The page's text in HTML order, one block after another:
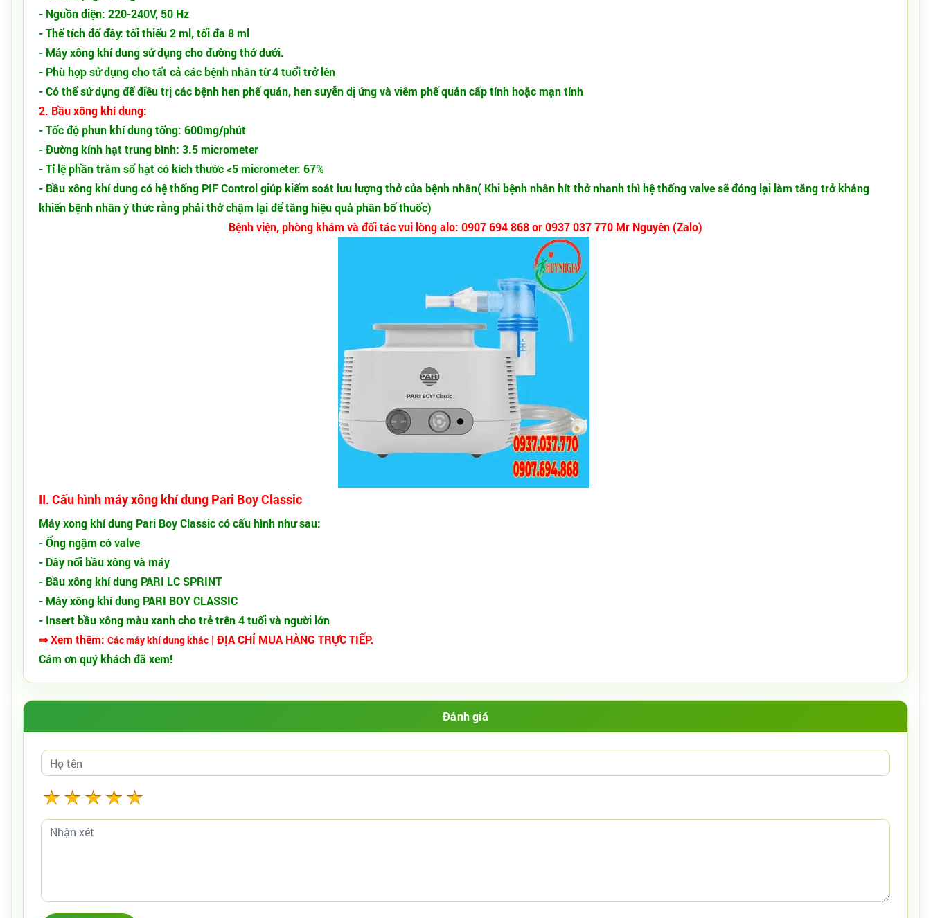
- Nguồn điện: 220-240V, 50 Hz
- Thể tích đổ đầy: tối thiểu 2 ml, tối đa 8 ml
- Máy xông khí dung sử dụng cho đường thở dưới.
- Phù hợp sử dụng cho tất cả các bệnh nhân từ 4 tuổi trở lên
- Có thể sử dụng để điều trị các bệnh hen phế quản, hen suyễn dị ứng và viêm phế quản cấp tính hoặc mạn tính
2. Bầu xông khí dung:
- Tốc độ phun khí dung tổng: 600mg/phút
- Đường kính hạt trung bình: 3.5 micrometer
- Tỉ lệ phần trăm số hạt có kích thước <5 micrometer: 67%
- Bầu xông khí dung có hệ thống PIF Control giúp kiểm soát lưu lượng thở của bệnh nhân( Khi bệnh nhân hít thở nhanh thì hệ thống valve sẽ đóng lại làm tăng trở kháng
khiến bệnh nhân ý thức rằng phải thở chậm lại để tăng hiệu quả phân bố thuốc)
Bệnh viện, phòng khám và đối tác vui lòng alo: 0907 694 868 or 0937 037 770 Mr Nguyên (Zalo)
II. Cấu hình máy xông khí dung Pari Boy Classic
Máy xong khí dung Pari Boy Classiccó cấu hình như sau:
- Ống ngậm có valve
- Dây nối bầu xông và máy
- Bầu xông khí dung PARI LC SPRINT
- Máy xông khí dung PARI BOY CLASSIC
- Insert bầu xông màu xanh cho trẻ trên 4 tuổi và người lớn
⇒ Xem thêm: Các máy khí dung khác | ĐỊA CHỈ MUA HÀNG TRỰC TIẾP.
Cám ơn quý khách đã xem!
Đánh giá